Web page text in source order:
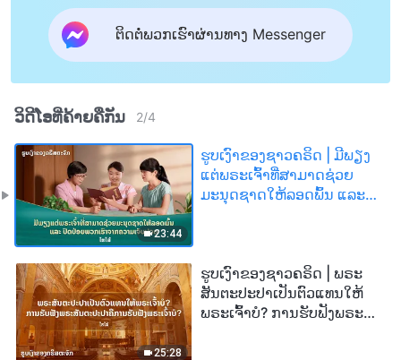
ຕິດຕໍ່ພວກເຮົາຜ່ານທາງ Messenger
ວິດີໂອທີ່ຄ້າຍຄືກັນ 2/4
23:44
ຮູບເງົາຂອງຊາວຄຣິດ | ມີພຽງ
ແຕ່ພຣະເຈົ້າທີ່ສາມາດຊ່ວຍ
ມະນຸດຊາດໃຫ້ລອດພົ້ນ ແລະ
25:28
ຮູບເງົາຂອງຊາວຄຣິດ | ພຣະ
ສັນຕະປະປາເປັນຕົວແທນໃຫ້
ພຣະເຈົ້າບໍ? ການຮັບຟັງພຣະ